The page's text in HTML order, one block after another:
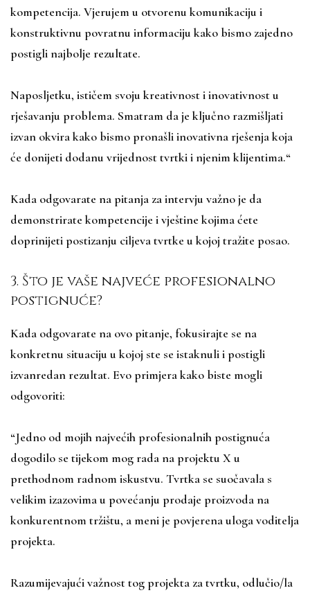
kompetencija. Vjerujem u otvorenu komunikaciju i
konstruktivnu povratnu informaciju kako bismo zajedno
postigli najbolje rezultate.
Naposljetku, ističem svoju kreativnost i inovativnost u
rješavanju problema. Smatram da je ključno razmišljati
izvan okvira kako bismo pronašli inovativna rješenja koja
će donijeti dodanu vrijednost tvrtki i njenim klijentima.“
Kada odgovarate na pitanja za intervju važno je da
demonstrirate kompetencije i vještine kojima ćete
doprinijeti postizanju ciljeva tvrtke u kojoj tražite posao.
3. Što je vaše najveće profesionalno
postignuće?
Kada odgovarate na ovo pitanje, fokusirajte se na
konkretnu situaciju u kojoj ste se istaknuli i postigli
izvanredan rezultat. Evo primjera kako biste mogli
odgovoriti:
“Jedno od mojih najvećih profesionalnih postignuća
dogodilo se tijekom mog rada na projektu X u
prethodnom radnom iskustvu. Tvrtka se suočavala s
velikim izazovima u povećanju prodaje proizvoda na
konkurentnom tržištu, a meni je povjerena uloga voditelja
projekta.
Razumijevajući važnost tog projekta za tvrtku, odlučio/la